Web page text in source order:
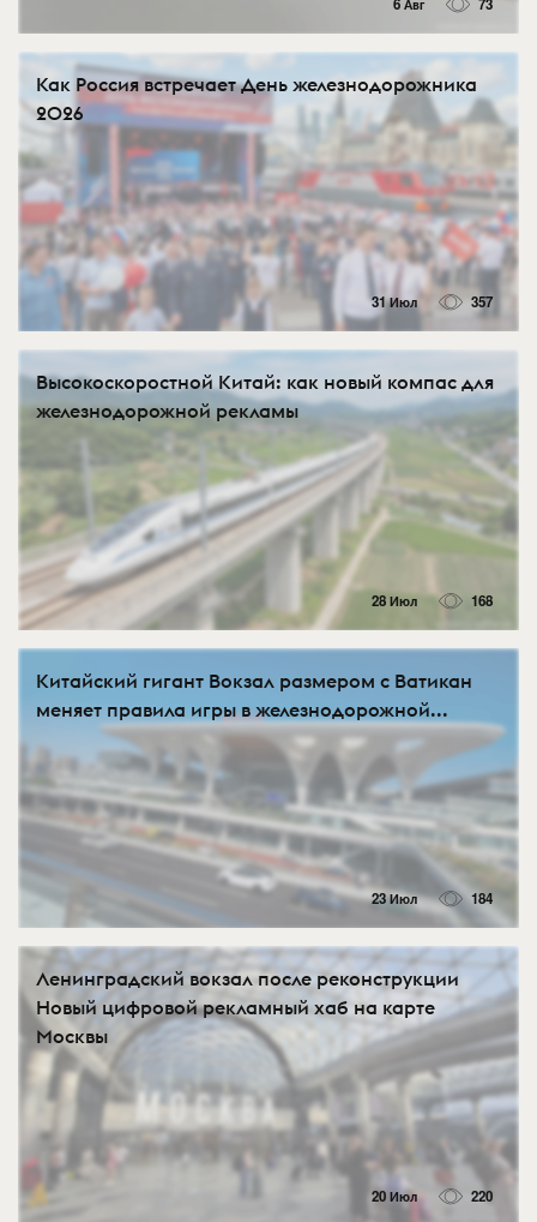
6 Авг 73
Как Россия встречает День железнодорожника
2026
31 Июл 357
Высокоскоростной Китай: как новый компас для
железнодорожной рекламы
28 Июл 168
Китайский гигант Вокзал размером с Ватикан
меняет правила игры в железнодорожной...
23 Июл 184
Ленинградский вокзал после реконструкции
Новый цифровой рекламный хаб на карте
Москвы
20 Июл 220